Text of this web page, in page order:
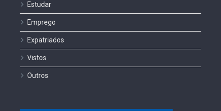
Estudar
Emprego
Expatriados
Vistos
Outros